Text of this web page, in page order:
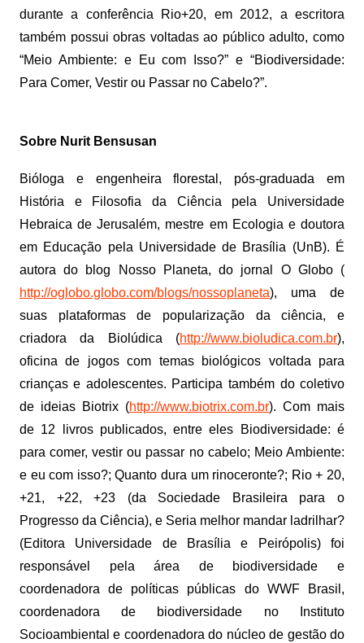
durante a conferência Rio+20, em 2012, a escritora
também possui obras voltadas ao público adulto, como
“Meio Ambiente: e Eu com Isso?” e “Biodiversidade:
Para Comer, Vestir ou Passar no Cabelo?”.
Sobre Nurit Bensusan
Bióloga e engenheira florestal, pós-graduada em
História e Filosofia da Ciência pela Universidade
Hebraica de Jerusalém, mestre em Ecologia e doutora
em Educação pela Universidade de Brasília (UnB). É
autora do blog Nosso Planeta, do jornal O Globo (
http://oglobo.globo.com/blogs/nossoplaneta), uma de
suas plataformas de popularização da ciência, e
criadora da Biolúdica (http://www.bioludica.com.br),
oficina de jogos com temas biológicos voltada para
crianças e adolescentes. Participa também do coletivo
de ideias Biotrix (http://www.biotrix.com.br). Com mais
de 12 livros publicados, entre eles Biodiversidade: é
para comer, vestir ou passar no cabelo; Meio Ambiente:
e eu com isso?; Quanto dura um rinoceronte?; Rio + 20,
+21, +22, +23 (da Sociedade Brasileira para o
Progresso da Ciência), e Seria melhor mandar ladrilhar?
(Editora Universidade de Brasília e Peirópolis) foi
responsável pela área de biodiversidade e
coordenadora de políticas públicas do WWF Brasil,
coordenadora de biodiversidade no Instituto
Socioambiental e coordenadora do núcleo de gestão do